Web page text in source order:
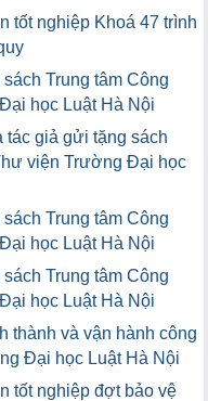
tốt nghiệp Khoá 47 trình
Trung tâm Công
học Luật Hà Nội
giả gửi tặng sách
viện Trường Đại học
Trung tâm Công
học Luật Hà Nội
Trung tâm Công
học Luật Hà Nội
thành và vận hành công
Đại học Luật Hà Nội
tốt nghiệp đợt bảo vệ